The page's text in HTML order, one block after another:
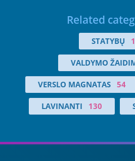
Related
STATYBŲ
VALDYMO
VERSLO MAGNATAS 54
LAVINANTI 130